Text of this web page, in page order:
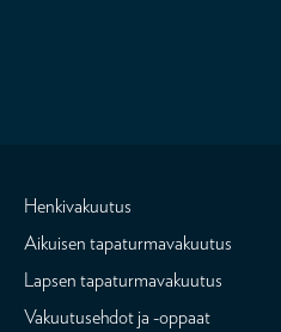
Henkivakuutus
Aikuisen tapaturmavakuutus
Lapsen tapaturmavakuutus
Vakuutusehdot ja -oppaat